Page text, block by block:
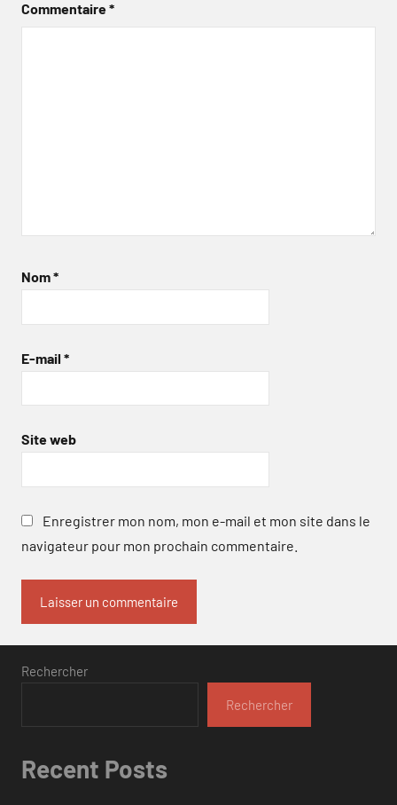
Commentaire*
Nom*
E-mail *
Site web
Enregistrer mon nom, mon e-mail et mon site dans le
navigateur pour mon prochain commentaire.
Rechercher
Rechercher
Recent Posts